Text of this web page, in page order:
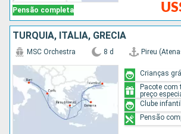
Pensão completa
TURQUIA, ITÁLIA, GRÉCIA
MSC Orchestra 8 d Pireu
Crianças
Pacote
preço
Clube
Pensão